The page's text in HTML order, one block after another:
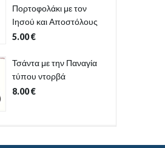
Πορτοφολάκι με τον
Ιησού και Αποστόλους
5.00€
Τσάντα με την Παναγία
τύπου ντορβά
8.00€